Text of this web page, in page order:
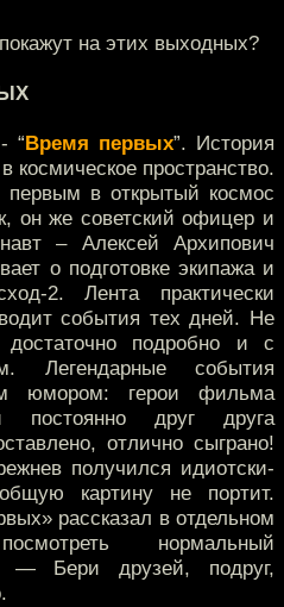
на этих выходных?
“Время первых”. История
космическое пространство.
в открытый космос
он же советский офицер и
– Алексей Архипович
о подготовке экипажа и
2. Лента практически
события тех дней. Не
подробно и с
Легендарные события
юмором: герои фильма
постоянно друг друга
отлично сыграно!
получился идиотски-
картину не портит.
рассказал в отдельном
нормальный
— Бери друзей, подруг,